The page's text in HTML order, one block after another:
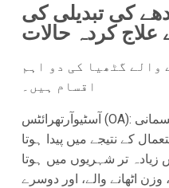
کی تبدیلی کی
کردہ حالات
والے گٹھیا کی دو اہم
اقسام ہیں۔
آسٹیوآرتھرائٹس (OA): یہ جوڑ کے اندر کارٹلیج کا جسمانی
کے نتیجے میں پیدا ہوتا
زیادہ تر شہریوں میں ہوتا
اٹھانے والے، اور دوسرے